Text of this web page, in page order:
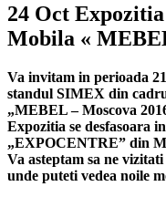
24 Oct
Mobila «
Va invitam in perioada
standul SIMEX din
„MEBEL – Moscova
Expozitia se desfasoara
„EXPOCENTRE” din
Va asteptam sa ne
unde puteti vedea noile